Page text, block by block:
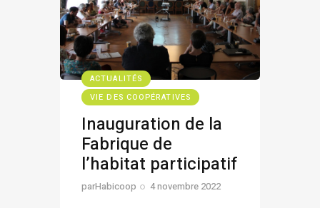
ACTUALITÉS
VIE DES COOPÉRATIVES
Inauguration de la
Fabrique de
l’habitat participatif
parHabicoop 4 novembre 2022